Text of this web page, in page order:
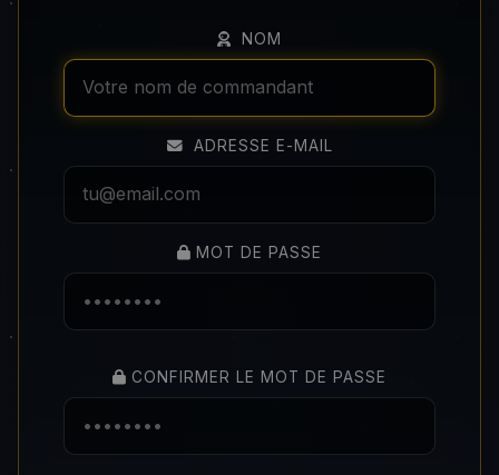
NOM
ADRESSE E-MAIL
MOT DE PASSE
CONFIRMER LE MOT DE PASSE